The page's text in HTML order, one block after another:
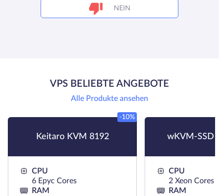
NEIN
VPS BELIEBTE ANGEBOTE
Alle Produkte ansehen
Keitaro KVM 8192
-10%
CPU
6 Epyc Cores
RAM
wKVM-SSD
CPU
2 Xeon Cores
RAM